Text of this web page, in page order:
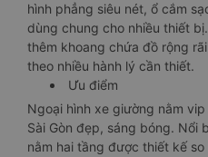
hình phẳng siêu nét, ổ cắm
dùng chung cho nhiều thiết
thêm khoang chứa đồ rộng
theo nhiều hành lý cần thiết.
Ưu điểm
Ngoại hình xe giường nằm
Sài Gòn đẹp, sáng bóng. Nổi
nằm hai tầng được thiết kế